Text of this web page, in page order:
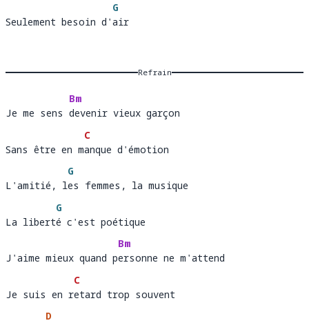
Seulement besoin d'
G
a
Seulement besoin d'air
Refrain
Je me sens
Bm
de
Je me sens devenir vieux garçon
Sans être en m
C
a
Sans être en manque d'émotion
L'amitié, l
G
e
L'amitié, les femmes, la musique
La libert
G
é
La liberté c'est poétique
J'aime mieux quand p
Bm
er
J'aime mieux quand personne ne m'attend
Je suis en r
C
e
Je suis en retard trop souvent
D